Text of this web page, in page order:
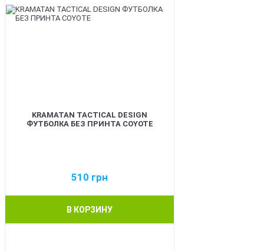
KRAMATAN TACTICAL DESIGN
ФУТБОЛКА БЕЗ ПРИНТА COYOTE
510 грн
В КОРЗИНУ